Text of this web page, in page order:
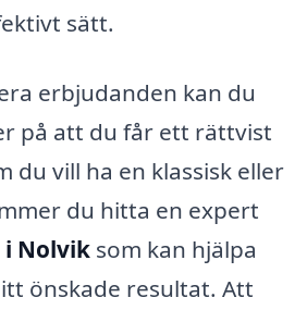
sätt.
erbjudanden kan du
på att du får ett rättvist
du vill ha en klassisk eller
du hitta en expert
Nolvik som kan hjälpa
önskade resultat. Att